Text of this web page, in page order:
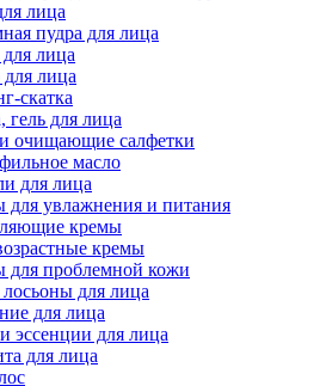
лица
пудра для лица
лица
лица
скатка
гель для лица
очищающие салфетки
масло
для лица
для увлажнения и питания
кремы
кремы
для проблемной кожи
для лица
для лица
эссенции для лица
для лица